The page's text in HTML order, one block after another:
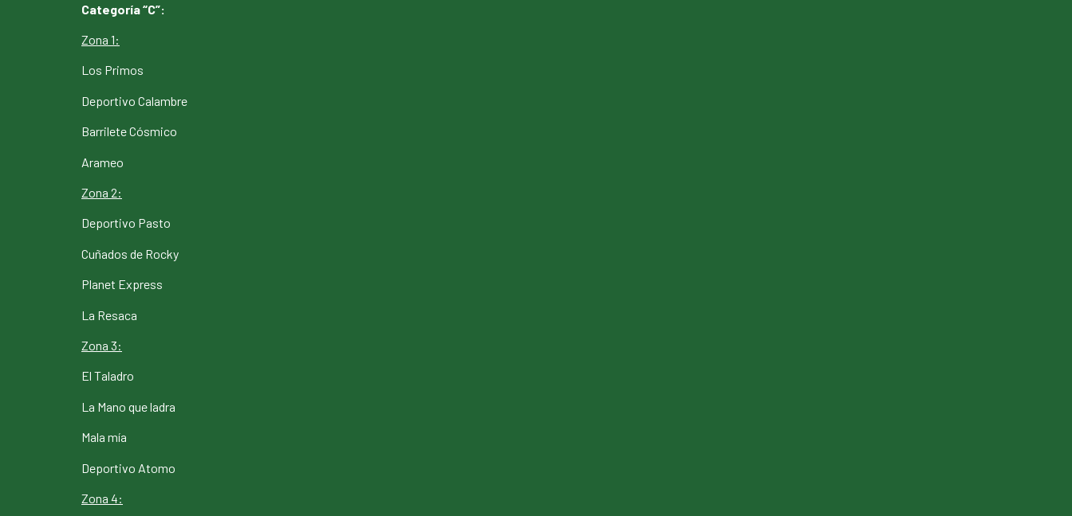
Categoría “C”:
Zona 1:
Los Primos
Deportivo Calambre
Barrilete Cósmico
Arameo
Zona 2:
Deportivo Pasto
Cuñados de Rocky
Planet Express
La Resaca
Zona 3:
El Taladro
La Mano que ladra
Mala mía
Deportivo Atomo
Zona 4: